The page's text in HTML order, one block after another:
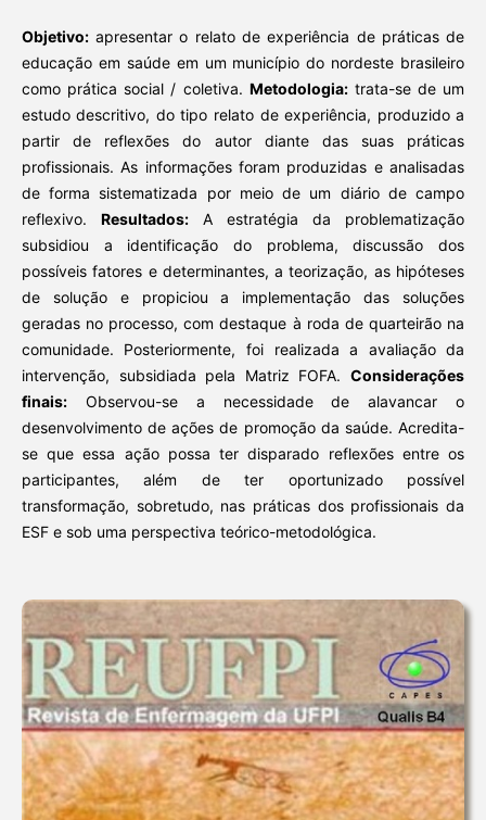
Objetivo:apresentar o relato de experiência de práticas de
educação em saúde em um município do nordeste brasileiro
como prática social / coletiva. Metodologia:trata-se de um
estudo descritivo, do tipo relato de experiência, produzido a
partir de reflexões do autor diante das suas práticas
profissionais. As informações foram produzidas e analisadas
de forma sistematizada por meio de um diário de campo
reflexivo. Resultados:A estratégia da problematização
subsidiou a identificação do problema, discussão dos
possíveis fatores e determinantes, a teorização, as hipóteses
de solução e propiciou a implementação das soluções
geradas no processo, com destaque à roda de quarteirão na
comunidade. Posteriormente, foi realizada a avaliação da
intervenção, subsidiada pela Matriz FOFA.Considerações
finais:Observou-se a necessidade de alavancar o
desenvolvimento de ações de promoção da saúde. Acredita-
se que essa ação possa ter disparado reflexões entre os
participantes, além de ter oportunizado possível
transformação, sobretudo, nas práticas dos profissionais da
ESF e sob uma perspectiva teórico-metodológica.